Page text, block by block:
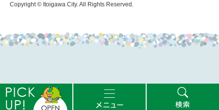
Copyright © Itoigawa City. All Rights Reserved.